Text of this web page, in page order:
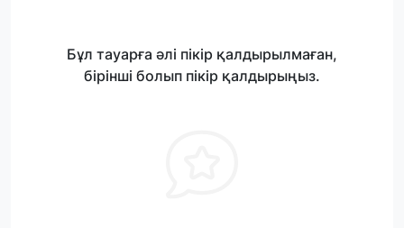
Бұл тауарға әлі пікір қалдырылмаған,
бірінші болып пікір қалдырыңыз.